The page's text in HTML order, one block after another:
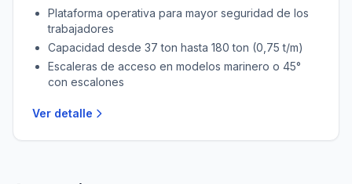
Plataforma operativa para mayor seguridad de los
trabajadores
Capacidad desde 37 ton hasta 180 ton (0,75 t/m)
Escaleras de acceso en modelos marinero o 45°
con escalones
Ver detalle